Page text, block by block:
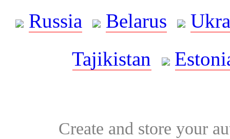
Russia
Belarus
Tajikistan
Create and store your